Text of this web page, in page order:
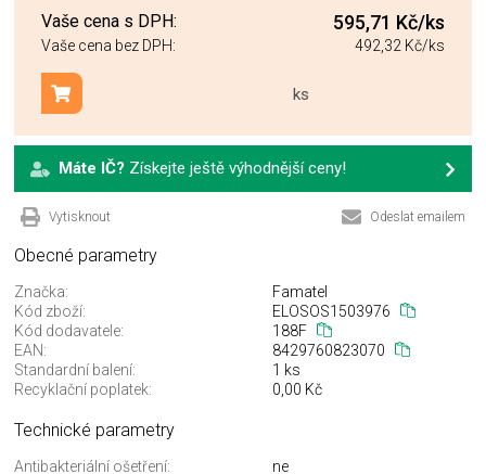
Vaše cena s DPH: 595,71 Kč/ks
Vaše cena bez DPH: 492,32 Kč/ks
ks
Přidat do košíku
Máte IČ? Získejte ještě výhodnější ceny!
Vytisknout Odeslat emailem
Obecné parametry
Značka:
Famatel
Kód zboží:
ELOSOS1503976
Kód dodavatele:
188F
EAN:
8429760823070
Standardní balení:
1 ks
Recyklační poplatek:
0,00 Kč
Technické parametry
Antibakteriální ošetření:
ne